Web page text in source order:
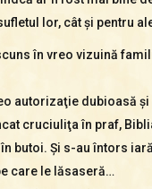
lor, cât şi pentru
în vreo vizuină
autorizaţie dubioasă şi
cruciuliţa în praf,
butoi. Şi s-au întors
care le lăsaseră…